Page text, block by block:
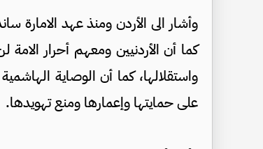
وأشار الى الأردن ومنذ عهد
كما أن الأردنيين ومعهم أحرار
واستقلالها، كما أن الوصاية
على حمايتها وإعمارها ومنع تهويدها.